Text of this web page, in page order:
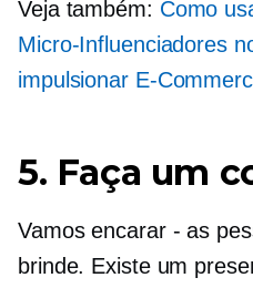
Veja também: Como
Micro-Influenciadores
impulsionar E-
5. Faça um
Vamos encarar - as
brinde. Existe um